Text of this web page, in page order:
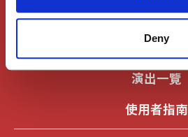
Deny
登入
演出一覽
使用者指南